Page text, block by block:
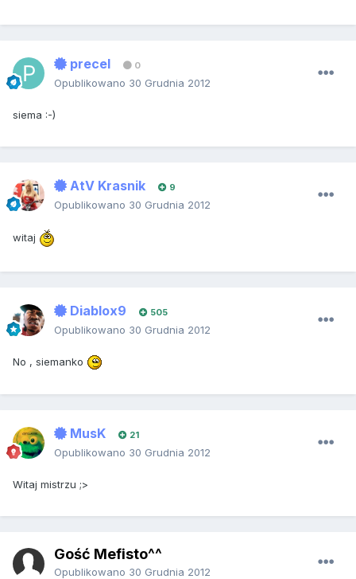
precel 0
Opublikowano 30 Grudnia 2012
siema :-)
AtV Krasnik 9
Opublikowano 30 Grudnia 2012
witaj
Diablox9 505
Opublikowano 30 Grudnia 2012
No , siemanko
MusK 21
Opublikowano 30 Grudnia 2012
Witaj mistrzu ;>
Gość Mefisto^^
Opublikowano 30 Grudnia 2012